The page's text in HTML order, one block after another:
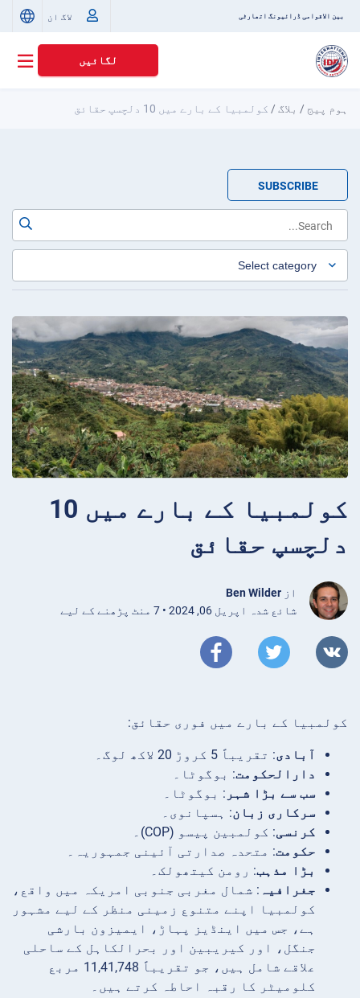
بین الاقوامی ڈرائیونگ اتھارٹی لاگ ان
لگائیں
ہوم پیج / بلاگ/ کولمبیا کے بارے میں 10 دلچسپ حقائق
SUBSCRIBE
کولمبیا کے بارے میں 10
دلچسپ حقائق
از Ben Wilder
شائع شدہ اپریل 06, 2024 • 7 منٹ پڑھنے کے لیے
کولمبیا کے بارے میں فوری حقائق:
آبادی: تقریباً 5 کروڑ 20 لاکھ لوگ۔
دارالحکومت: بوگوٹا۔
سب سے بڑا شہر : بوگوٹا۔
سرکاری زبان: ہسپانوی۔
کرنسی: کولمبین پیسو (COP)۔
حکومت: متحدہ صدارتی آئینی جمہوریہ۔
بڑا مذہب: رومن کیتھولک۔
جغرافیہ : شمال مغربی جنوبی امریکہ میں واقع،
کولمبیا اپنے متنوع زمینی منظر کے لیے مشہور
ہے، جس میں اینڈیز پہاڑ، ایمیزون بارشی
جنگل، اور کیریبین اور بحرالکاہل کے ساحلی
علاقے شامل ہیں، جو تقریباً 11,41,748 مربع
کلومیٹر کا رقبہ احاطہ کرتے ہیں۔